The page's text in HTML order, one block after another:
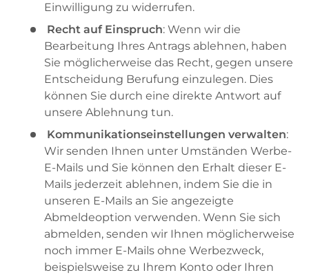
Einwilligung zu widerrufen.
Recht auf Einspruch: Wenn wir die
Bearbeitung Ihres Antrags ablehnen, haben
Sie möglicherweise das Recht, gegen unsere
Entscheidung Berufung einzulegen. Dies
können Sie durch eine direkte Antwort auf
unsere Ablehnung tun.
Kommunikationseinstellungen verwalten:
Wir senden Ihnen unter Umständen Werbe-
E-Mails und Sie können den Erhalt dieser E-
Mails jederzeit ablehnen, indem Sie die in
unseren E-Mails an Sie angezeigte
Abmeldeoption verwenden. Wenn Sie sich
abmelden, senden wir Ihnen möglicherweise
noch immer E-Mails ohne Werbezweck,
beispielsweise zu Ihrem Konto oder Ihren